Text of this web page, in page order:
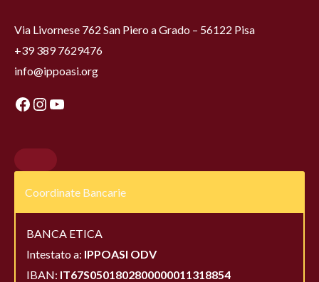
Via Livornese 762 San Piero a Grado – 56122 Pisa
+39 389 7629476
info@ippoasi.org
Coordinate Bancarie
BANCA ETICA
Intestato a: IPPOASI ODV
IBAN: IT67S0501802800000011318854